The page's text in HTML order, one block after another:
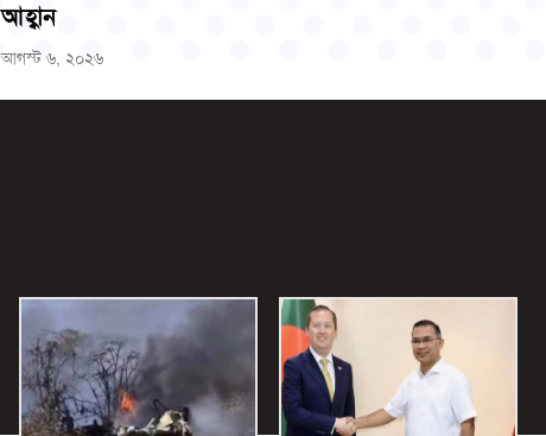
আহ্বান
আগস্ট ৬, ২০২৬